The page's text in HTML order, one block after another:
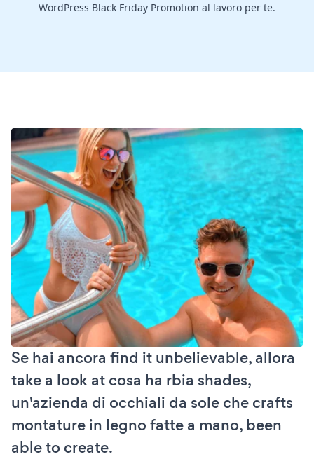
WordPress Black Friday Promotion al lavoro per te.
Se hai ancora find it unbelievable, allora
take a look at cosa ha rbia shades,
un'azienda di occhiali da sole che crafts
montature in legno fatte a mano, been
able to create.